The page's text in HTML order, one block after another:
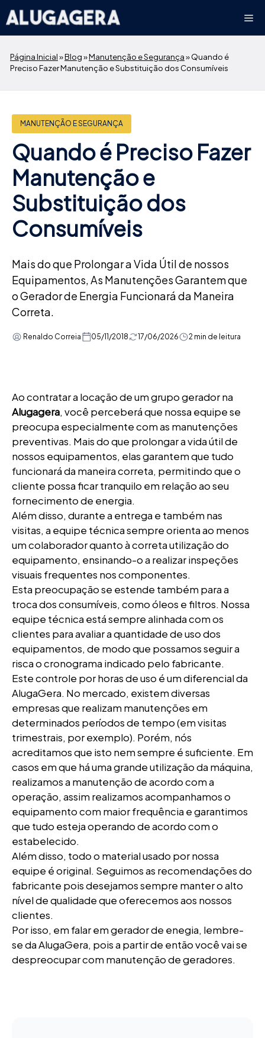
para
o
conteúdo
Página Inicial»Blog»Manutenção e Segurança»Quando é
Preciso Fazer Manutenção e Substituição dos Consumíveis
MANUTENÇÃO E SEGURANÇA
Quando é Preciso Fazer
Manutenção e
Substituição dos
Consumíveis
Mais do que Prolongar a Vida Útil de nossos
Equipamentos, As Manutenções Garantem que
o Gerador de Energia Funcionará da Maneira
Correta.
Renaldo Correia 05/11/2018 17/06/2026 2 min de leitura
Ao contratar a locação de um grupo gerador na
Alugagera, você perceberá que nossa equipe se
preocupa especialmente com as manutenções
preventivas. Mais do que prolongar a vida útil de
nossos equipamentos, elas garantem que tudo
funcionará da maneira correta, permitindo que o
cliente possa ficar tranquilo em relação ao seu
fornecimento de energia.
Além disso, durante a entrega e também nas
visitas, a equipe técnica sempre orienta ao menos
um colaborador quanto à correta utilização do
equipamento, ensinando-o a realizar inspeções
visuais frequentes nos componentes.
Esta preocupação se estende também para a
troca dos consumíveis, como óleos e filtros. Nossa
equipe técnica está sempre alinhada com os
clientes para avaliar a quantidade de uso dos
equipamentos, de modo que possamos seguir a
risca o cronograma indicado pelo fabricante.
Este controle por horas de uso é um diferencial da
AlugaGera. No mercado, existem diversas
empresas que realizam manutenções em
determinados períodos de tempo (em visitas
trimestrais, por exemplo). Porém, nós
acreditamos que isto nem sempre é suficiente. Em
casos em que há uma grande utilização da máquina,
realizamos a manutenção de acordo com a
operação, assim realizamos acompanhamos o
equipamento com maior frequência e garantimos
que tudo esteja operando de acordo com o
estabelecido.
Além disso, todo o material usado por nossa
equipe é original. Seguimos as recomendações do
fabricante pois desejamos sempre manter o alto
nível de qualidade que oferecemos aos nossos
clientes.
Por isso, em falar em gerador de enegia, lembre-
se da AlugaGera, pois a partir de então você vai se
despreocupar com manutenção de geradores.